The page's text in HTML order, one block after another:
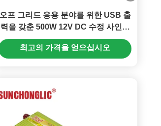
오프 그리드 응용 분야를 위한 USB 출
력을 갖춘 500W 12V DC 수정 사인파
전력 인버터
최고의 가격을 얻으십시오